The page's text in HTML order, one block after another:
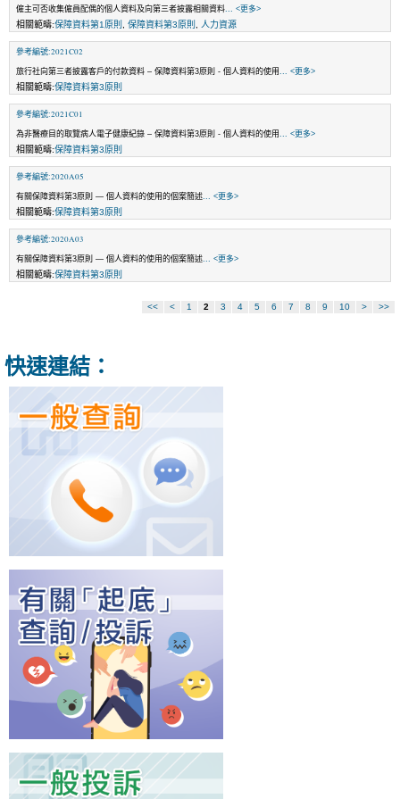
僱主可否收集僱員配偶的個人資料及向第三者披露相關資料 ... <更多>
相關範疇:保障資料第1原則 保障資料第3原則 人力資源
參考編號:2021C02
旅行社向第三者披露客戶的付款資料 – 保障資料第3原則 - 個人資料的使用 ... <更多>
相關範疇:保障資料第3原則
參考編號:2021C01
為非醫療目的取覽病人電子健康紀錄 – 保障資料第3原則 - 個人資料的使用 ... <更多>
相關範疇:保障資料第3原則
參考編號:2020A05
有關保障資料第3原則 — 個人資料的使用的個案簡述 ... <更多>
相關範疇:保障資料第3原則
參考編號:2020A03
有關保障資料第3原則 — 個人資料的使用的個案簡述 ... <更多>
相關範疇:保障資料第3原則
<< < 1 2 3 4 5 6 7 8 9 10 > >>
快速連結：